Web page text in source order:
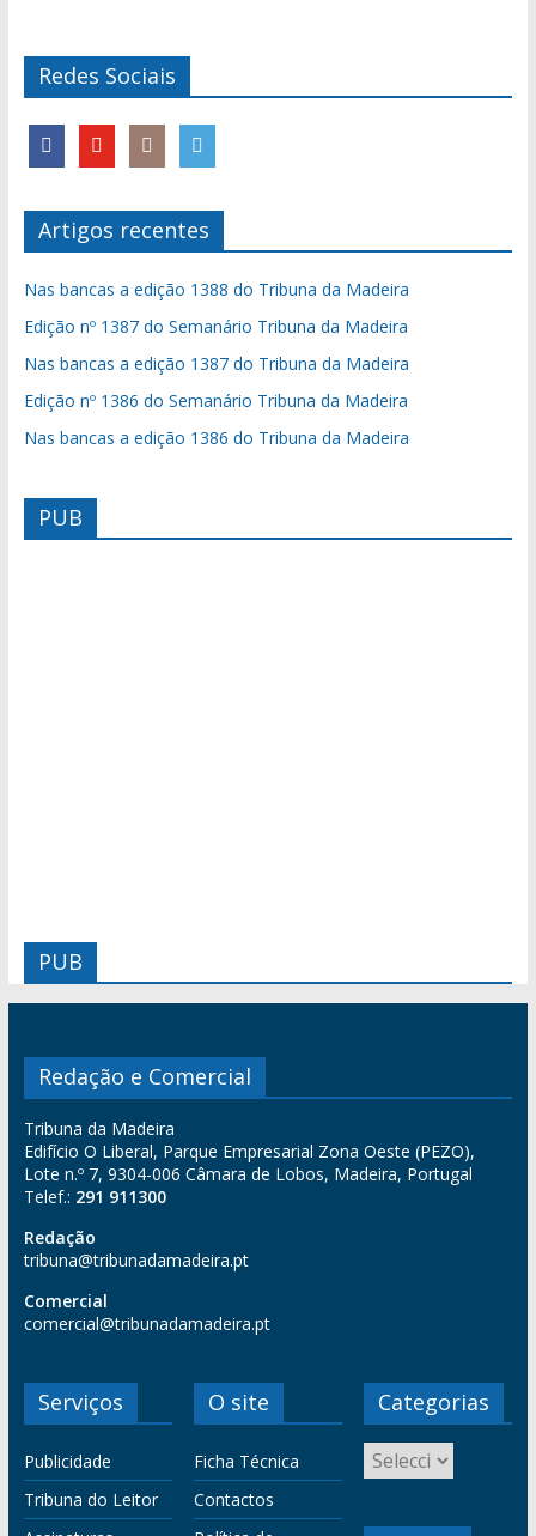
Redes Sociais
Artigos recentes
Nas bancas a edição 1388 do Tribuna da Madeira
Edição nº 1387 do Semanário Tribuna da Madeira
Nas bancas a edição 1387 do Tribuna da Madeira
Edição nº 1386 do Semanário Tribuna da Madeira
Nas bancas a edição 1386 do Tribuna da Madeira
PUB
PUB
Redação e Comercial
Tribuna da Madeira
Edifício O Liberal, Parque Empresarial Zona Oeste (PEZO),
Lote n.º 7, 9304-006 Câmara de Lobos, Madeira, Portugal
Telef.: 291 911300
Redação
tribuna@tribunadamadeira.pt
Comercial
comercial@tribunadamadeira.pt
Serviços
Publicidade
Tribuna do Leitor
O site
Ficha Técnica
Contactos
Categorias